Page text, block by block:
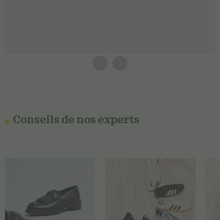
Conseils de nos experts